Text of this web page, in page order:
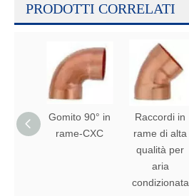
PRODOTTI CORRELATI
Gomito 90° in
rame-CXC
Raccordi in
rame di alta
qualità per
aria
condizionata